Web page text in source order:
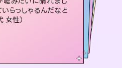
らっしゃるんだなと
女性）
ます（30代 男性）
きになれます（40代）
だなと驚きです（30代女性）
ございました（40代 女性）